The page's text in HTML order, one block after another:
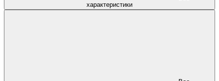
характеристики